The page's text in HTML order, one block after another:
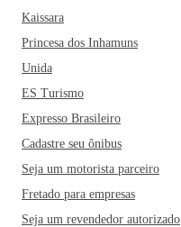
Kaissara
Princesa dos Inhamuns
Unida
ES Turismo
Expresso Brasileiro
Cadastre seu ônibus
Seja um motorista parceiro
Fretado para empresas
Seja um revendedor autorizado